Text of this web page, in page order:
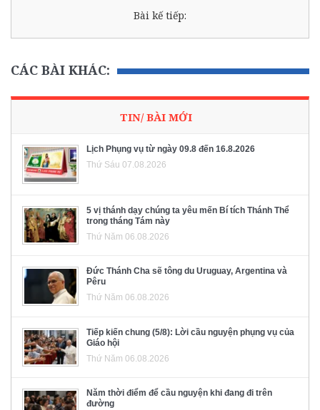
Bài kế tiếp:
CÁC BÀI KHÁC:
TIN/ BÀI MỚI
Lịch Phụng vụ từ ngày 09.8 đến 16.8.2026
Thứ Sáu 07.08.2026
5 vị thánh dạy chúng ta yêu mến Bí tích Thánh Thể
trong tháng Tám này
Thứ Năm 06.08.2026
Đức Thánh Cha sẽ tông du Uruguay, Argentina và
Pêru
Thứ Năm 06.08.2026
Tiếp kiến chung (5/8): Lời cầu nguyện phụng vụ của
Giáo hội
Thứ Năm 06.08.2026
Năm thời điểm để cầu nguyện khi đang đi trên
đường